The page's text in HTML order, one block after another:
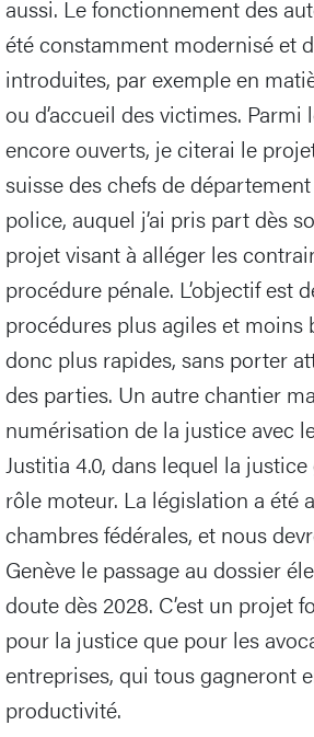
aussi. Le fonctionnement des
été constamment modernisé et
introduites, par exemple en
ou d’accueil des victimes. Parmi
encore ouverts, je citerai le
suisse des chefs de
police, auquel j’ai pris part dès
projet visant à alléger les
procédure pénale. L’objectif est
procédures plus agiles et moins
donc plus rapides, sans porter
des parties. Un autre chantier
numérisation de la justice avec
Justitia 4.0, dans lequel la
rôle moteur. La législation a été
chambres fédérales, et nous
Genève le passage au dossier
doute dès 2028. C’est un projet
pour la justice que pour les
entreprises, qui tous gagneront
productivité.